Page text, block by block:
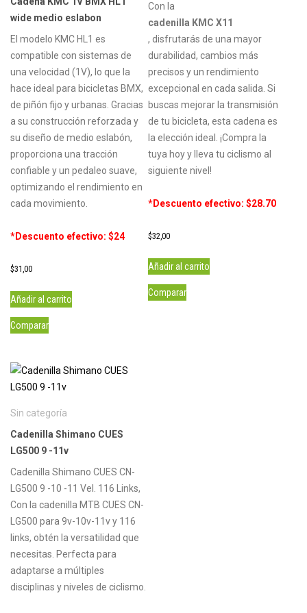
wide medio eslabon
El modelo KMC HL1 es
compatible con sistemas de
una velocidad (1V), lo que la
hace ideal para bicicletas BMX,
de piñón fijo y urbanas. Gracias
a su construcción reforzada y
su diseño de medio eslabón,
proporciona una tracción
confiable y un pedaleo suave,
optimizando el rendimiento en
cada movimiento.
*Descuento efectivo: $24
$31,00
Añadir al carrito
Comparar
Con la
cadenilla KMC X11
, disfrutarás de una mayor
durabilidad, cambios más
precisos y un rendimiento
excepcional en cada salida. Si
buscas mejorar la transmisión
de tu bicicleta, esta cadena es
la elección ideal. ¡Compra la
tuya hoy y lleva tu ciclismo al
siguiente nivel!
*Descuento efectivo: $28.70
$32,00
Añadir al carrito
Comparar
Sin categoría
Cadenilla Shimano CUES
LG500 9 -11v
Cadenilla Shimano CUES CN-
LG500 9 -10 -11 Vel. 116 Links,
Con la cadenilla MTB CUES CN-
LG500 para 9v-10v-11v y 116
links, obtén la versatilidad que
necesitas. Perfecta para
adaptarse a múltiples
disciplinas y niveles de ciclismo.